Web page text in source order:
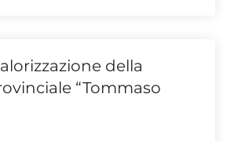
della
“Tommaso